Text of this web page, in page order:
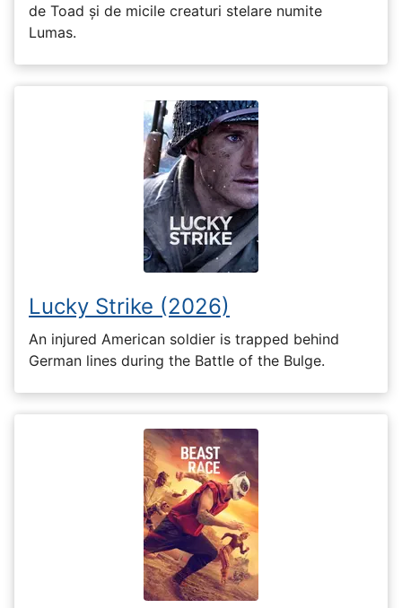
de Toad și de micile creaturi stelare numite
Lumas.
Lucky Strike (2026)
An injured American soldier is trapped behind
German lines during the Battle of the Bulge.